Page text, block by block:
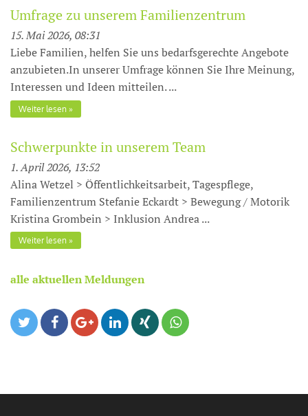
Umfrage zu unserem Familienzentrum
15. Mai 2026, 08:31
Liebe Familien, helfen Sie uns bedarfsgerechte Angebote
anzubieten.In unserer Umfrage können Sie Ihre Meinung,
Interessen und Ideen mitteilen. ...
Weiter lesen
Schwerpunkte in unserem Team
1. April 2026, 13:52
Alina Wetzel > Öffentlichkeitsarbeit, Tagespflege,
Familienzentrum Stefanie Eckardt > Bewegung / Motorik
Kristina Grombein > Inklusion Andrea ...
Weiter lesen
alle aktuellen Meldungen